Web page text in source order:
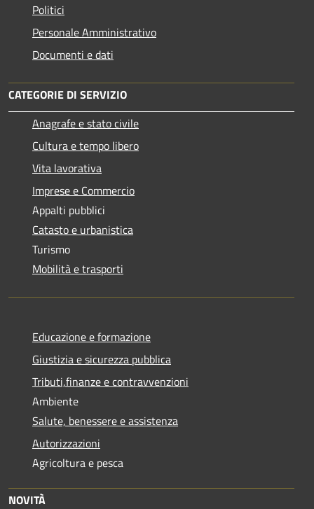
Politici
Personale Amministrativo
Documenti e dati
CATEGORIE DI SERVIZIO
Anagrafe e stato civile
Cultura e tempo libero
Vita lavorativa
Imprese e Commercio
Appalti pubblici
Catasto e urbanistica
Turismo
Mobilità e trasporti
Educazione e formazione
Giustizia e sicurezza pubblica
Tributi,finanze e contravvenzioni
Ambiente
Salute, benessere e assistenza
Autorizzazioni
Agricoltura e pesca
NOVITÀ